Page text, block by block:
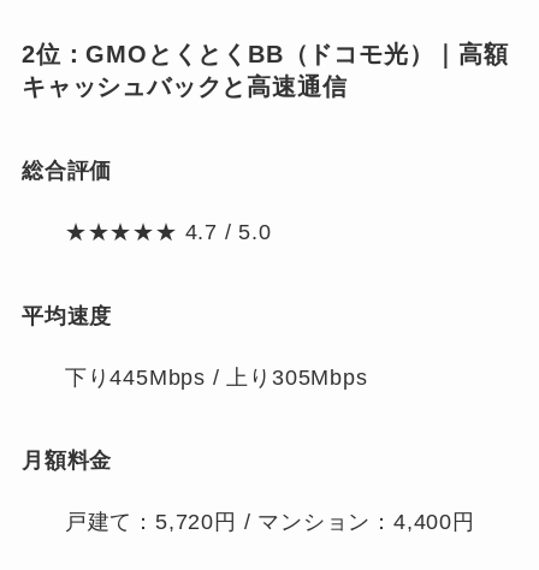
2位：GMOとくとくBB（ドコモ光）｜高額
キャッシュバックと高速通信
総合評価
★★★★★ 4.7 / 5.0
平均速度
下り445Mbps / 上り305Mbps
月額料金
戸建て：5,720円 / マンション：4,400円